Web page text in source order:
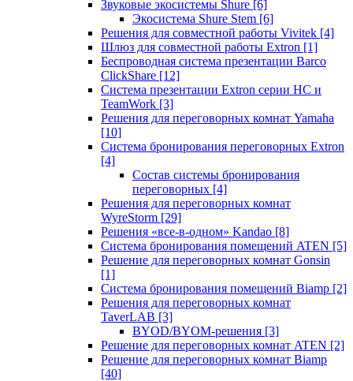
Звуковые экосистемы Shure [6]
Экосистема Shure Stem [6]
Решения для совместной работы Vivitek [4]
Шлюз для совместной работы Extron [1]
Беспроводная система презентации Barco
ClickShare [12]
Система презентации Extron серии HC и
TeamWork [3]
Решения для переговорных комнат Yamaha
[10]
Система бронирования переговорных Extron
[4]
Состав системы бронирования
переговорных [4]
Решения для переговорных комнат
WyreStorm [29]
Решения «все-в-одном» Kandao [8]
Система бронирования помещений ATEN [5]
Решение для переговорных комнат Gonsin
[1]
Система бронирования помещений Biamp [2]
Решения для переговорных комнат
TaverLAB [3]
BYOD/BYOM-решения [3]
Решение для переговорных комнат ATEN [2]
Решение для переговорных комнат Biamp
[40]